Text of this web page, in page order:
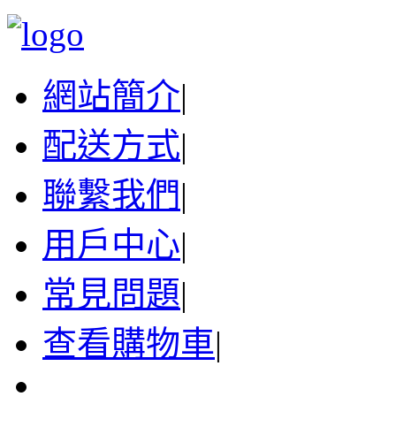
網站簡介|
配送方式|
聯繫我們|
用戶中心|
常見問題|
查看購物車|